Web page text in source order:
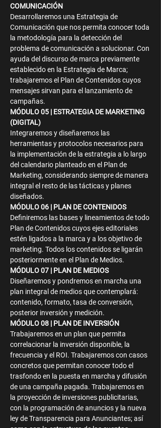
COMUNICACIÓN
Desarrollaremos una Estrategia de
Comunicación que nos permita conocer toda
la metodología para la detección del
problema de comunicación a solucionar. Con
ayuda del discurso de marca previamente
establecido en la Estrategia de Marca;
trabajaremos el Plan de Contenidos cuyos
mensajes sirvan para el lanzamiento de
campañas.
MÓDULO 05 | ESTRATEGIA DE MARKETING
(DIGITAL)
Integraremos y diseñaremos las
herramientas y protocolos necesarios para
la implementación de la estrategia a lo largo
del calendario planteado en el Plan de
Marketing, considerando siempre de manera
integral el resto de las tácticas y planes
diseñados.
MÓDULO 06 | PLAN DE CONTENIDOS
Definiremos las bases y lineamientos de todo
Plan de Contenidos cuyos ejes editoriales
estén ligados a la marca y a los objetivo de
marketing. Todos los contenidos se ligarán
posteriormente en el Plan de Medios.
MÓDULO 07 | PLAN DE MEDIOS
Diseñaremos y pondremos en marcha una
plan integral de medios que contemplará:
contenido, formato, tasa de conversión,
posterior inversión y medición.
MÓDULO 08 | PLAN DE INVERSIÓN
Trabajaremos en un plan que permita
correlacionar la inversión disponible, la
frecuencia y el ROI. Trabajaremos con casos
concretos que permitan conocer todo el
trasfondo en la puesta en marcha y difusión
de una campaña pagada. Trabajaremos en
la proyección de inversiones publicitarias,
con la programación de anuncios y la nueva
ley de Transparencia para Anunciantes; así